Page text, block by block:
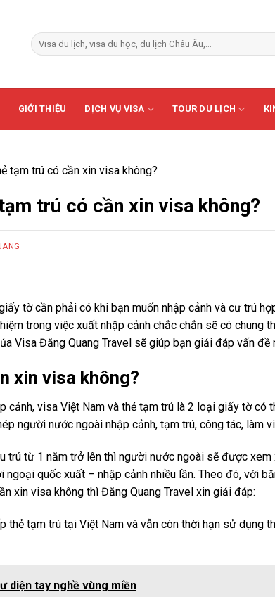
GIỚI THIỆU DỊCH VỤ VISA TOUR DU LỊCH
tạm trú có cần xin visa không?
trú có cần xin visa không?
tờ cần phải có khi bạn muốn nhập cảnh và cư trú
trong việc xuất nhập cảnh chắc chắn sẽ có chung
Visa Đăng Quang Travel sẽ giúp bạn giải đáp vấn đề
xin visa không?
cảnh, visa Việt Nam và thẻ tạm trú là 2 loại giấy tờ có
người nước ngoài nhập cảnh, tạm trú, công tác, làm
từ 1 năm trở lên thì người nước ngoài sẽ được xem
quốc xuất – nhập cảnh nhiều lần. Theo đó, với
xin visa không thì Đăng Quang Travel xin giải đáp:
thẻ tạm trú tại Việt Nam và vẫn còn thời hạn sử dụng
diện tay nghề vùng miền